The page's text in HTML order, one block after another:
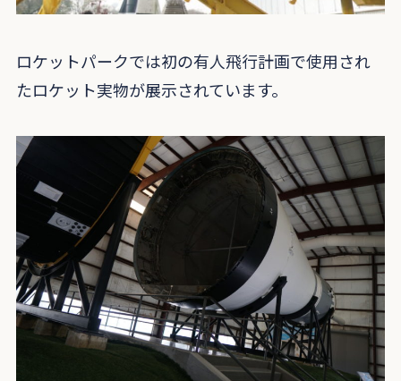
ロケットパークでは初の有人飛行計画で使用され
たロケット実物が展示されています。